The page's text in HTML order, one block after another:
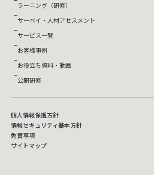
ラーニング（研修）
サーベイ・人材アセスメント
サービス一覧
お客様事例
お役立ち資料・動画
公開研修
個人情報保護方針
情報セキュリティ基本方針
免責事項
サイトマップ